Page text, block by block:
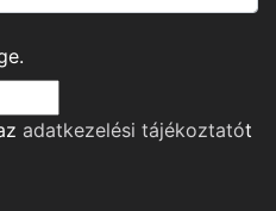
adatkezelési tájékoztatót